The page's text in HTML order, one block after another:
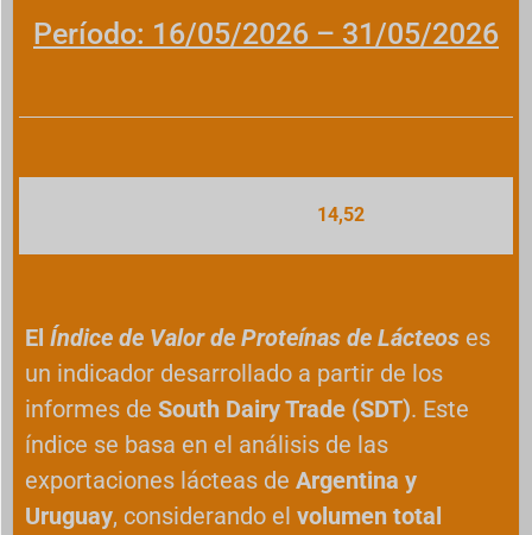
Período: 16/05/2026 – 31/05/2026
14,52
El Índice de Valor de Proteínas de Lácteos es
un indicador desarrollado a partir de los
informes de South Dairy Trade (SDT). Este
índice se basa en el análisis de las
exportaciones lácteas de Argentina y
Uruguay, considerando el volumen total